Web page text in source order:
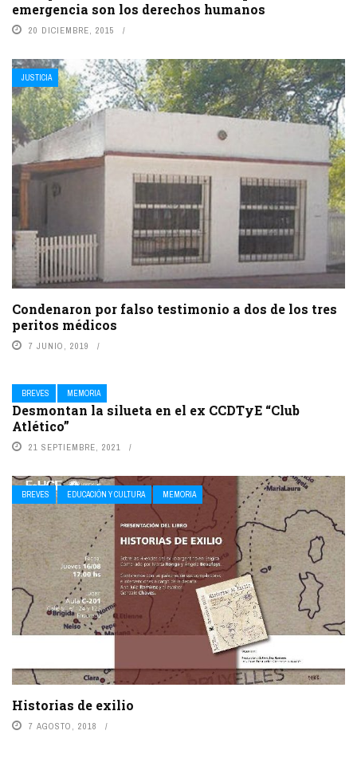
emergencia son los derechos humanos
20 DICIEMBRE, 2015
JUSTICIA
Condenaron por falso testimonio a dos de los tres
peritos médicos
7 JUNIO, 2019
BREVES MEMORIA
Desmontan la silueta en el ex CCDTyE “Club
Atlético”
21 SEPTIEMBRE, 2021
BREVES EDUCACIÓN Y CULTURA MEMORIA
Historias de exilio
7 AGOSTO, 2018